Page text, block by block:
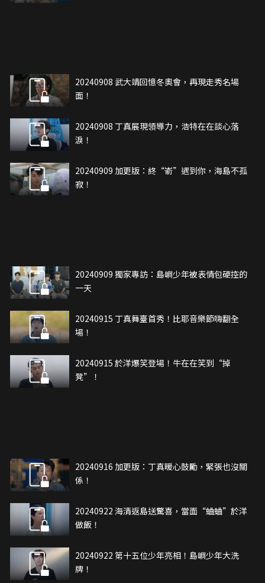
20240908 武大靖回憶冬奧會，再現走秀名場
面！
20240908 丁真展現領導力，浩特在在談心落
淚！
20240909 加更版：終“嵛”遇到你，海島不孤
寂！
20240909 獨家專訪：島嶼少年被表情包硬控的
一天
20240915 丁真舞臺首秀！比耶音樂節嗨翻全
場！
20240915 於洋爆笑登場！牛在在笑到“掉
凳”！
20240916 加更版：丁真暖心鼓勵，緊張也沒關
係！
20240922 海清返島送驚喜，當面“蛐蛐”於洋
做飯！
20240922 第十五位少年亮相！島嶼少年大洗
牌！